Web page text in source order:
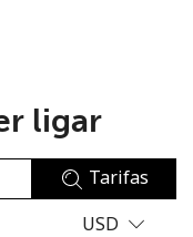
ligar
Tarifas
USD